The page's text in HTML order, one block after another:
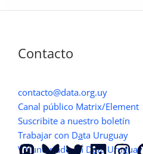
de
País
eso
nos
parece
genial)
Contacto
contacto@data.org.uy
Canal público Matrix/Element
Suscribite a nuestro boletín
Trabajar con Data Uruguay
Voluntariado en Data Uruguay